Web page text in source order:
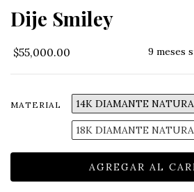
Dije Smiley
$55,000.00 9 meses
MATERIAL 14K DIAMANTE
18K DIAMANTE